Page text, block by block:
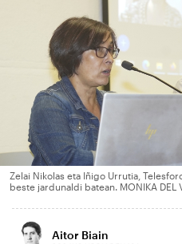
Zelai Nikolas eta Iñigo Urrutia,
beste jardunaldi batean. MONIKA DEL
Aitor Biain